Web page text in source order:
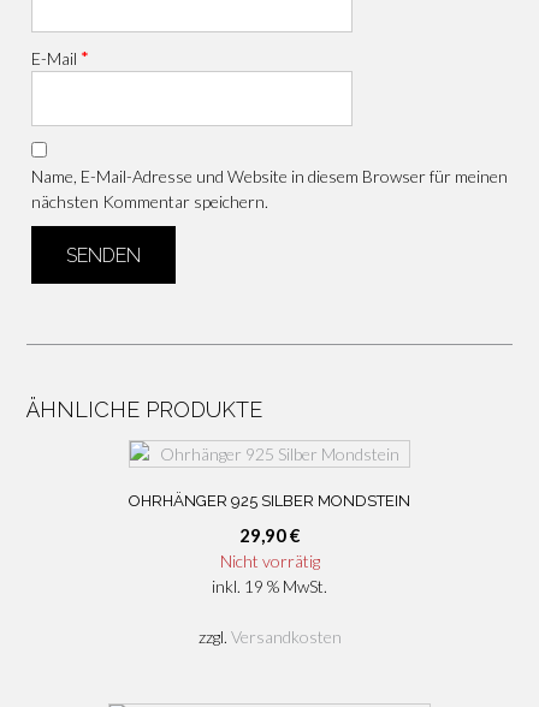
E-Mail *
Name, E-Mail-Adresse und Website in diesem Browser für meinen
nächsten Kommentar speichern.
ÄHNLICHE PRODUKTE
OHRHÄNGER 925 SILBER MONDSTEIN
29,90€
Nicht vorrätig
inkl. 19 % MwSt.
zzgl. Versandkosten